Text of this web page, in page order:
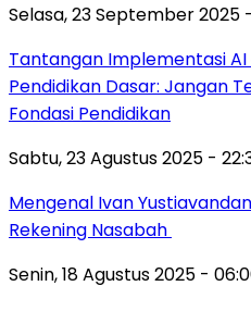
Selasa, 23 September 2025
Tantangan Implementasi
Pendidikan Dasar: Jangan
Fondasi Pendidikan
Sabtu, 23 Agustus 2025 -
Mengenal Ivan
Rekening Nasabah
Senin, 18 Agustus 2025 -